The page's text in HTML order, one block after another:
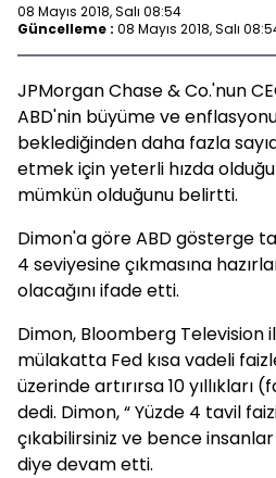
08 Mayıs 2018, Salı 08:54
Güncelleme : 08 Mayıs 2018, Salı
JPMorgan Chase & Co.'nun
ABD'nin büyüme ve
beklediğinden daha fazla
etmek için yeterli hızda
mümkün olduğunu belirtti.
Dimon'a göre ABD gösterge
4 seviyesine çıkmasına
olacağını ifade etti.
Dimon, Bloomberg Television
mülakatta Fed kısa vadeli
üzerinde artırırsa 10 yıllıkları
dedi. Dimon, “ Yüzde 4 tavil
çıkabilirsiniz ve bence insanlar
diye devam etti.